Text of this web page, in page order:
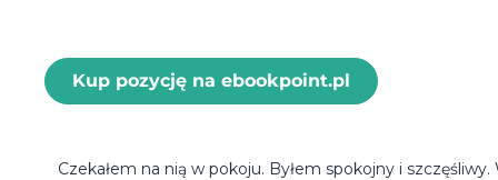
Kup pozycję na ebookpoint.pl
Czekałem na nią w pokoju. Byłem spokojny i szczęśliwy.